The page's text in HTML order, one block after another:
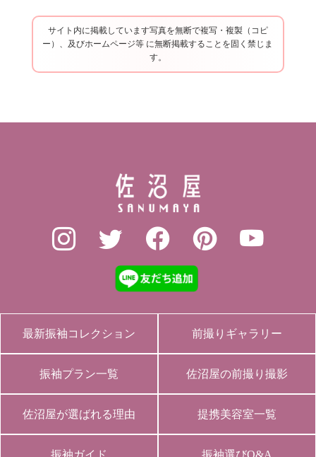
サイト内に掲載しています写真を無断で複写・複製（コピ
ー）、及びホームページ等 に無断掲載することを固く禁じま
す。
最新振袖コレクション 前撮りギャラリー
振袖プラン一覧 佐沼屋の前撮り撮影
佐沼屋が選ばれる理由 提携美容室一覧
振袖ガイド 振袖選びQ&A